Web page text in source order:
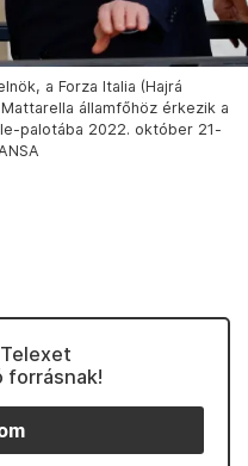
a Forza Italia (Hajrá
államfőhöz érkezik a
palotába 2022. október 21-
forrásnak!